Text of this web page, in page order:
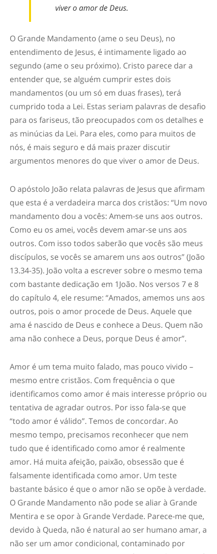
viver o amor de Deus.
O Grande Mandamento (ame o seu Deus), no
entendimento de Jesus, é intimamente ligado ao
segundo (ame o seu próximo). Cristo parece dar a
entender que, se alguém cumprir estes dois
mandamentos (ou um só em duas frases), terá
cumprido toda a Lei. Estas seriam palavras de desafio
para os fariseus, tão preocupados com os detalhes e
as minúcias da Lei. Para eles, como para muitos de
nós, é mais seguro e dá mais prazer discutir
argumentos menores do que viver o amor de Deus.
O apóstolo João relata palavras de Jesus que afirmam
que esta é a verdadeira marca dos cristãos: “Um novo
mandamento dou a vocês: Amem-se uns aos outros.
Como eu os amei, vocês devem amar-se uns aos
outros. Com isso todos saberão que vocês são meus
discípulos, se vocês se amarem uns aos outros” (João
13.34-35). João volta a escrever sobre o mesmo tema
com bastante dedicação em 1João. Nos versos 7 e 8
do capítulo 4, ele resume: “Amados, amemos uns aos
outros, pois o amor procede de Deus. Aquele que
ama é nascido de Deus e conhece a Deus. Quem não
ama não conhece a Deus, porque Deus é amor”.
Amor é um tema muito falado, mas pouco vivido –
mesmo entre cristãos. Com frequência o que
identificamos como amor é mais interesse próprio ou
tentativa de agradar outros. Por isso fala-se que
“todo amor é válido”. Temos de concordar. Ao
mesmo tempo, precisamos reconhecer que nem
tudo que é identificado como amor é realmente
amor. Há muita afeição, paixão, obsessão que é
falsamente identificada como amor. Um teste
bastante básico é que o amor não se opõe à verdade.
O Grande Mandamento não pode se aliar à Grande
Mentira e se opor à Grande Verdade. Parece-me que,
devido à Queda, não é natural ao ser humano amar, a
não ser um amor condicional, contaminado por